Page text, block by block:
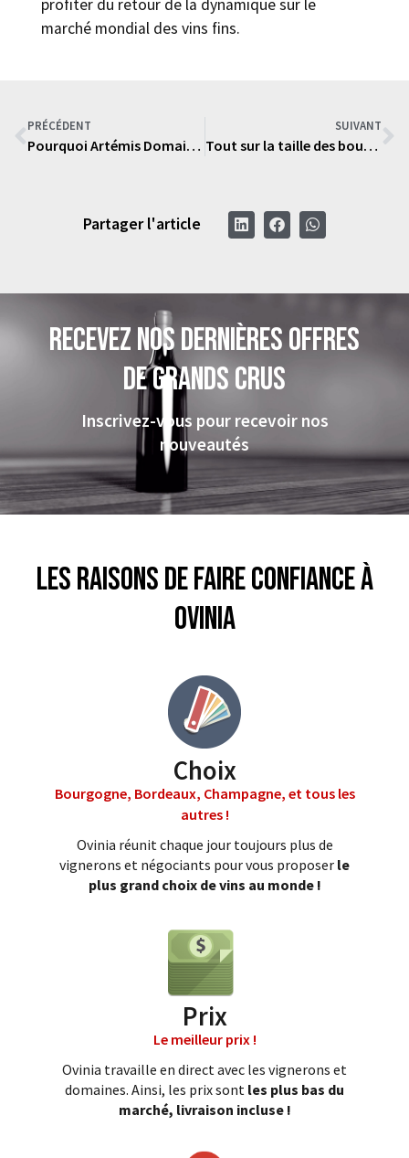
profiter du retour de la dynamique sur le
marché mondial des vins fins.
PRÉCÉDENT
Pourquoi Artémis Domaines crée le Domaine des Cabottes en Bourgogne — les ambitions de Frédéric Engerer
SUIVANT
Tout sur la taille des bouteilles
Partager l'article
Recevez nos dernières offres
de grands crus
Inscrivez-vous pour recevoir nos
nouveautés
Les raisons de faire confiance à
Ovinia
Choix
Bourgogne, Bordeaux, Champagne, et tous les
autres !
Ovinia réunit chaque jour toujours plus de
vignerons et négociants pour vous proposer le
plus grand choix de vins au monde !
Prix
Le meilleur prix !
Ovinia travaille en direct avec les vignerons et
domaines. Ainsi, les prix sont les plus bas du
marché, livraison incluse !